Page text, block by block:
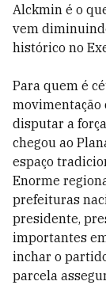
Alckmin é o
vem
histórico no
Para quem é
movimentação
disputar a
chegou ao
espaço
Enorme
prefeituras
presidente,
importantes
inchar o
parcela